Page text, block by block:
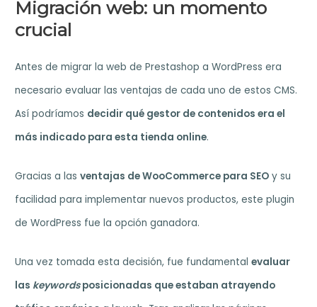
Migración web: un momento
crucial
Antes de migrar la web de Prestashop a WordPress era
necesario evaluar las ventajas de cada uno de estos CMS.
Así podríamos decidir qué gestor de contenidos era el
más indicado para esta tienda online.
Gracias a lasventajas de WooCommerce para SEO y su
facilidad para implementar nuevos productos, este plugin
de WordPress fue la opción ganadora.
Una vez tomada esta decisión, fue fundamentalevaluar
las keywordsposicionadas que estaban atrayendo